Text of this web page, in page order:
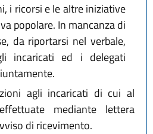
i ricorsi e le altre iniziative
popolare. In mancanza di
da riportarsi nel verbale,
incaricati ed i delegati
agli incaricati di cui al
mediante lettera
di ricevimento.